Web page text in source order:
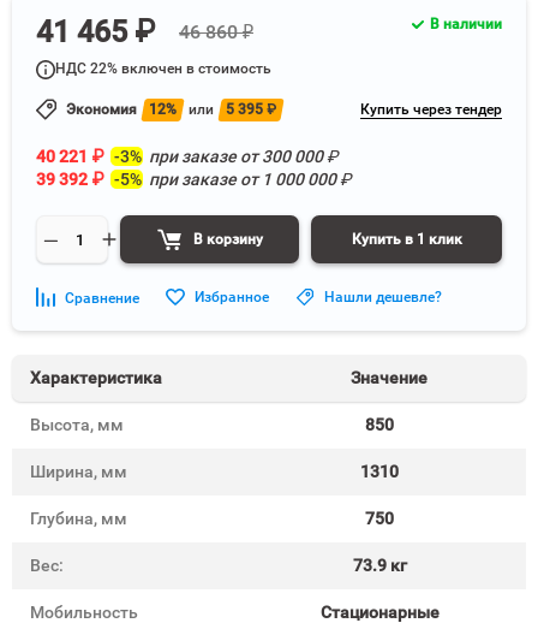
41 465 ₽ 46 860 ₽
НДС 22% включен в стоимость
Экономия 12% или 5 395 ₽ Купить через тендер
40 221 ₽ -3% при заказе от300 000₽
39 392 ₽ -5% при заказе от 1 000 000₽
В корзину Купить в 1 клик
В наличии
Сравнение Избранное Нашли дешевле?
Характеристика Значение
Высота, мм 850
Ширина, мм 1310
Глубина, мм 750
Вес: 73.9 кг
Мобильность Стационарные